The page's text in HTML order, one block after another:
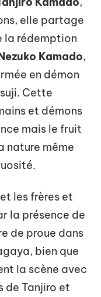
elle partage
la rédemption
Kamado,
en démon
Cette
et démons
mais le fruit
nature même
les frères et
la présence de
de proue dans
bien que
la scène avec
de Tanjiro et